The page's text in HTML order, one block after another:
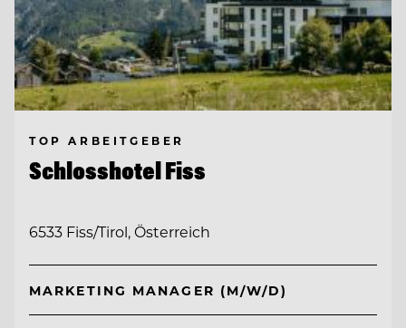
TOP ARBEITGEBER
Schlosshotel Fiss
6533 Fiss/Tirol, Österreich
MARKETING MANAGER (M/W/D)